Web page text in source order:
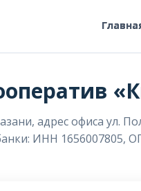
адрес офиса ул.
ИНН 1656007805,